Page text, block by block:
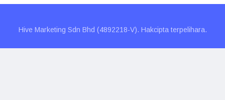
Hive Marketing Sdn Bhd (4892218-V). Hakcipta terpelihara.